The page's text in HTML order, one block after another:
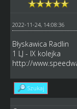
2022-11-24, 14:08:36
Błyskawica Radlin
1 LJ - IX kolejka
http://
Szukaj